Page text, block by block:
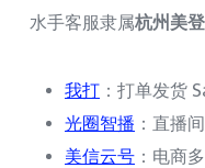
水手客服隶属杭州美
我打 ：打单发货
光圈智播 ：直播
美信云号 ：电商